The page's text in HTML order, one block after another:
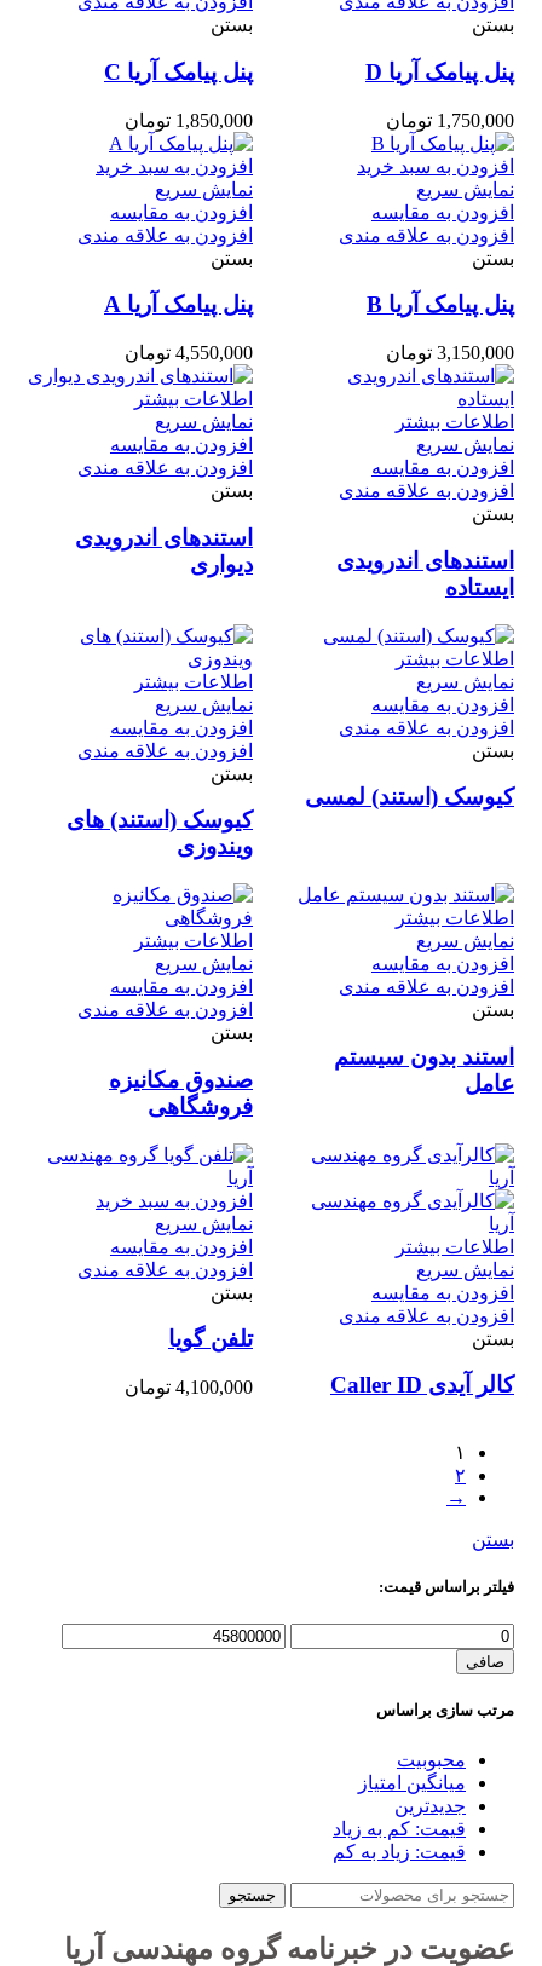
بستن
فیلتر براساس قیمت:
حداقل
قیمت
حداكثر
صافی
مرتب سازی براساس
محبوبیت
میانگین امتیاز
جدیدترین
قیمت: کم به زیاد
قیمت: زیاد به کم
جستجو
بستن
پنل پیامک آریا D
1,750,000 تومان
بستن
پنل پیامک آریا C
1,850,000 تومان
افزودن به سبد خرید
نمایش سریع
افزودن به مقایسه
افزودن به علاقه مندی
بستن
پنل پیامک آریا B
3,150,000 تومان
افزودن به سبد خرید
نمایش سریع
افزودن به مقایسه
افزودن به علاقه مندی
بستن
پنل پیامک آریا A
4,550,000 تومان
اطلاعات بیشتر
نمایش سریع
افزودن به مقایسه
افزودن به علاقه مندی
بستن
استندهای اندرویدی
ایستاده
اطلاعات بیشتر
نمایش سریع
افزودن به مقایسه
افزودن به علاقه مندی
بستن
استندهای اندرویدی
دیواری
اطلاعات بیشتر
نمایش سریع
افزودن به مقایسه
افزودن به علاقه مندی
بستن
کیوسک (استند) لمسی‌
اطلاعات بیشتر
نمایش سریع
افزودن به مقایسه
افزودن به علاقه مندی
بستن
کیوسک (استند) های
ویندوزی
اطلاعات بیشتر
نمایش سریع
افزودن به مقایسه
افزودن به علاقه مندی
بستن
استند بدون سیستم
عامل
اطلاعات بیشتر
نمایش سریع
افزودن به مقایسه
افزودن به علاقه مندی
بستن
صندوق مکانیزه
فروشگاهی
اطلاعات بیشتر
نمایش سریع
افزودن به مقایسه
افزودن به علاقه مندی
بستن
کالر آیدی Caller ID
افزودن به سبد خرید
نمایش سریع
افزودن به مقایسه
افزودن به علاقه مندی
بستن
تلفن گویا
4,100,000 تومان
۱
۲
→
عضویت در خبرنامه گروه مهندسی آریا